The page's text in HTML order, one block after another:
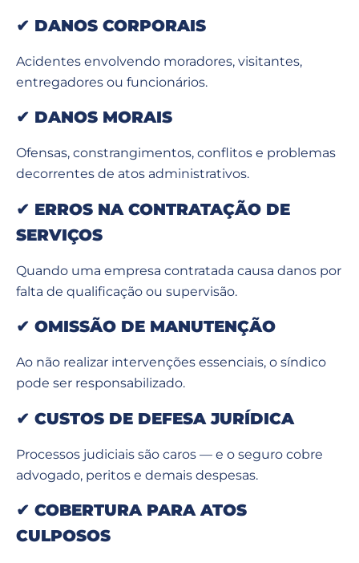
✔ DANOS CORPORAIS
Acidentes envolvendo moradores, visitantes,
entregadores ou funcionários.
✔ DANOS MORAIS
Ofensas, constrangimentos, conflitos e problemas
decorrentes de atos administrativos.
✔ ERROS NA CONTRATAÇÃO DE
SERVIÇOS
Quando uma empresa contratada causa danos por
falta de qualificação ou supervisão.
✔ OMISSÃO DE MANUTENÇÃO
Ao não realizar intervenções essenciais, o síndico
pode ser responsabilizado.
✔ CUSTOS DE DEFESA JURÍDICA
Processos judiciais são caros — e o seguro cobre
advogado, peritos e demais despesas.
✔ COBERTURA PARA ATOS
CULPOSOS